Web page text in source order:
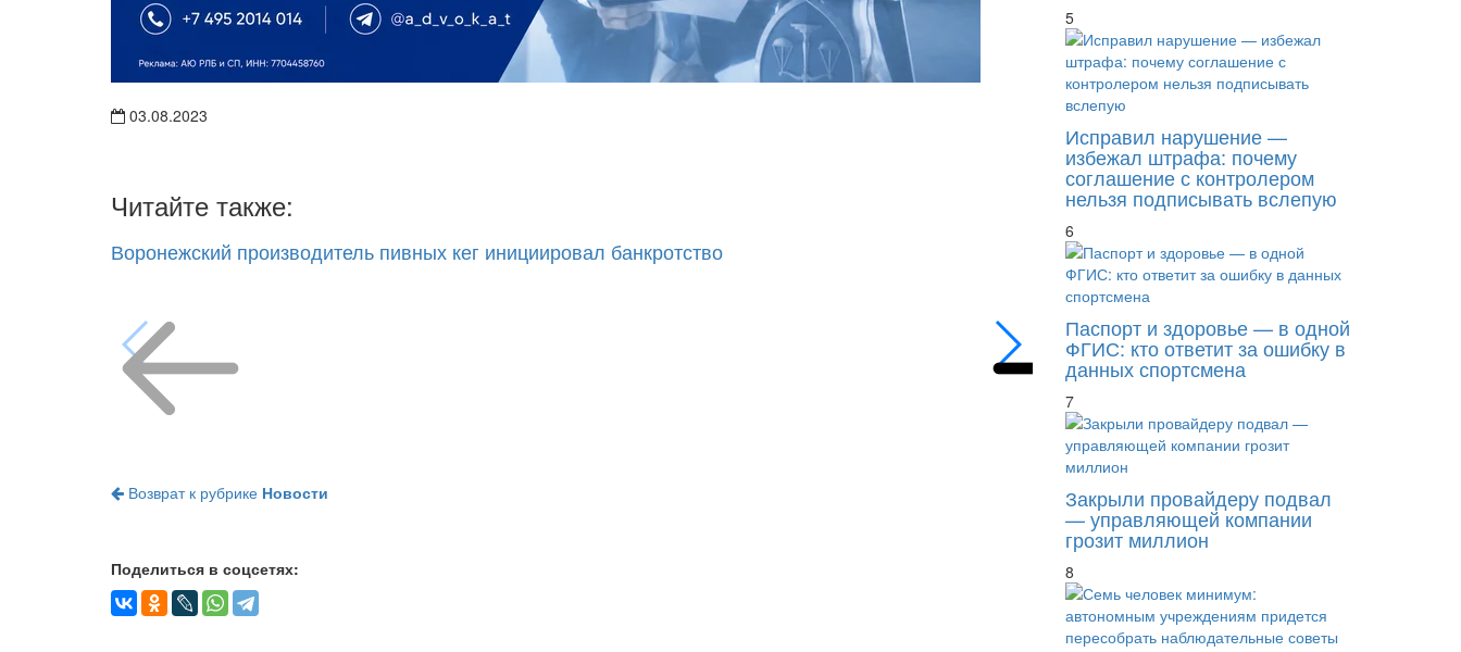
03.08.2023
Читайте также:
Воронежский производитель пивных кег инициировал банкротство Завершилось банкротство
Возврат к рубрике Новости
Поделиться в соцсетях:
5
Исправил нарушение —
избежал штрафа: почему
соглашение с контролером
нельзя подписывать вслепую
6
Паспорт и здоровье — в одной
ФГИС: кто ответит за ошибку в
данных спортсмена
7
Закрыли провайдеру подвал
— управляющей компании
грозит миллион
8